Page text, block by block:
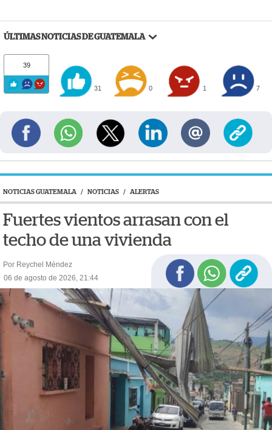
ÚLTIMAS NOTICIAS DE GUATEMALA
39
31 0 1 7
NOTICIAS GUATEMALA / NOTICIAS / ALERTAS
Fuertes vientos arrasan con el
techo de una vivienda
Por Reychel Méndez
06 de agosto de 2026, 21:44